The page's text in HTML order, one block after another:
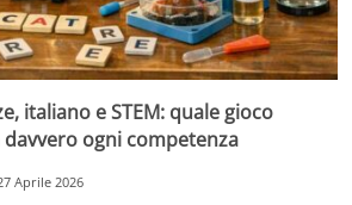
italiano e STEM: quale gioco
ogni competenza
Aprile 2026